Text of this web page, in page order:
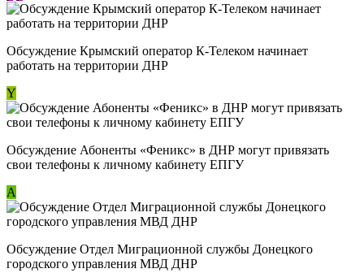
Обсуждение Крымский оператор К-Телеком начинает
работать на территории ДНР
Y
Обсуждение ​Абоненты «Феникс» в ДНР могут привязать
свои телефоны к личному кабинету ЕПГУ
А
Обсуждение Отдел Миграционной службы Донецкого
городского управления МВД ДНР